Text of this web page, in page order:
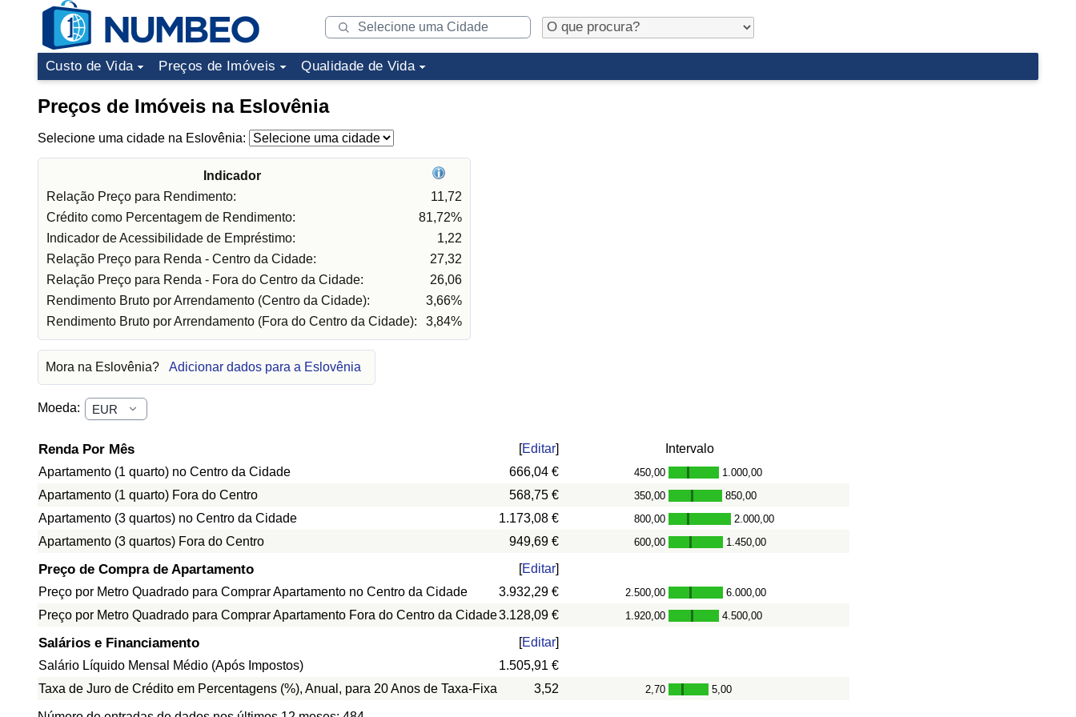
Custo de Vida Preços de Imóveis Qualidade de Vida
Preços de Imóveis na Eslovênia
Selecione uma cidade na Eslovênia:
Indicador
Relação Preço para Rendimento:
11,72
Crédito como Percentagem de Rendimento:
81,72%
Indicador de Acessibilidade de Empréstimo:
1,22
Relação Preço para Renda - Centro da Cidade:
27,32
Relação Preço para Renda - Fora do Centro da Cidade:
26,06
Rendimento Bruto por Arrendamento (Centro da Cidade):
3,66%
Rendimento Bruto por Arrendamento (Fora do Centro da Cidade):
3,84%
Mora na Eslovênia? Adicionar dados para a Eslovênia
Moeda:
Renda Por Mês [Editar]
Intervalo
Apartamento (1 quarto) no Centro da Cidade
666,04 € 450,00 - 1.000,00
Apartamento (1 quarto) Fora do Centro 568,75 € 350,00 - 850,00
Apartamento (3 quartos) no Centro da Cidade 1.173,08 € 800,00 - 2.000,00
Apartamento (3 quartos) Fora do Centro 949,69 € 600,00 - 1.450,00
Preço de Compra de Apartamento [Editar]
Preço por Metro Quadrado para Comprar Apartamento no Centro da Cidade
3.932,29 € 2.500,00 - 6.000,00
Preço por Metro Quadrado para Comprar Apartamento Fora do Centro da Cidade3.128,09 € 1.920,00 - 4.500,00
Salários e Financiamento [Editar]
Salário Líquido Mensal Médio (Após Impostos)
1.505,91 €
Taxa de Juro de Crédito em Percentagens (%), Anual, para 20 Anos de Taxa-Fixa
3,52 2,70 - 5,00